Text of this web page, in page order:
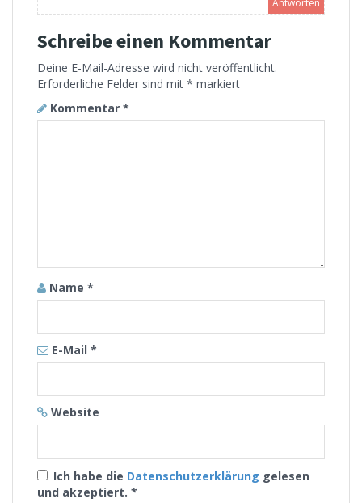
Schreibe einen Kommentar
Deine E-Mail-Adresse wird nicht veröffentlicht.
Erforderliche Felder sind mit * markiert
Kommentar *
Name *
E-Mail *
Website
Ich habe die Datenschutzerklärung gelesen
und akzeptiert. *